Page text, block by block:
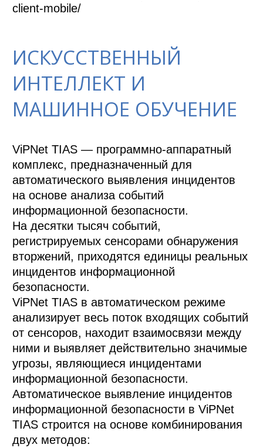
client-mobile/
ИСКУССТВЕННЫЙ
ИНТЕЛЛЕКТ И
МАШИННОЕ ОБУЧЕНИЕ
ViPNet TIAS — программно-аппаратный
комплекс, предназначенный для
автоматического выявления инцидентов
на основе анализа событий
информационной безопасности.
На десятки тысяч событий,
регистрируемых сенсорами обнаружения
вторжений, приходятся единицы реальных
инцидентов информационной
безопасности.
ViPNet TIAS в автоматическом режиме
анализирует весь поток входящих событий
от сенсоров, находит взаимосвязи между
ними и выявляет действительно значимые
угрозы, являющиеся инцидентами
информационной безопасности.
Автоматическое выявление инцидентов
информационной безопасности в ViPNet
TIAS строится на основе комбинирования
двух методов: